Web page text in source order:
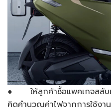
● ให้ลูกค้าซื้อแพคเกจสลับแ
คิดคำนวณค่าไฟจากการใช้งา